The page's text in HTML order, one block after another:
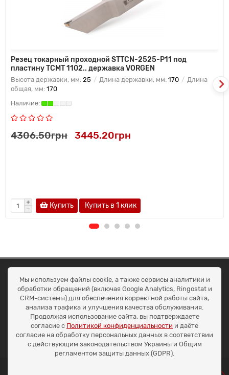
Резец токарный проходной STTCN-2525-P11 под
пластину TCMT 1102.. державка VORGEN
Высота державки, мм: 25 Длина державки, мм: 170
Длина
общая, мм: 170
4306.50грн 3445.20грн
Купить Купить в 1 клик
ОКЕАН ТРЕЙД
Договір публичної оферти
Доставка та оплата
Наші контакти
Умови повернення
+38 (099) 452-20-02
+38 (098) 492-20-02
office@ocean.biz.ua
Мы используем файлы cookie, а также сервисы аналитики и
обработки обращений (включая Google Analytics, Ringostat и
CRM-системы) для обеспечения корректной работы сайта,
анализа трафика и улучшения качества обслуживания.
Продолжая использование сайта, вы подтверждаете
согласие с Политикой конфиденциальности и даёте
согласие на обработку персональных данных в соответствии
с действующим законодательством Украины и Общим
регламентом защиты данных (GDPR).